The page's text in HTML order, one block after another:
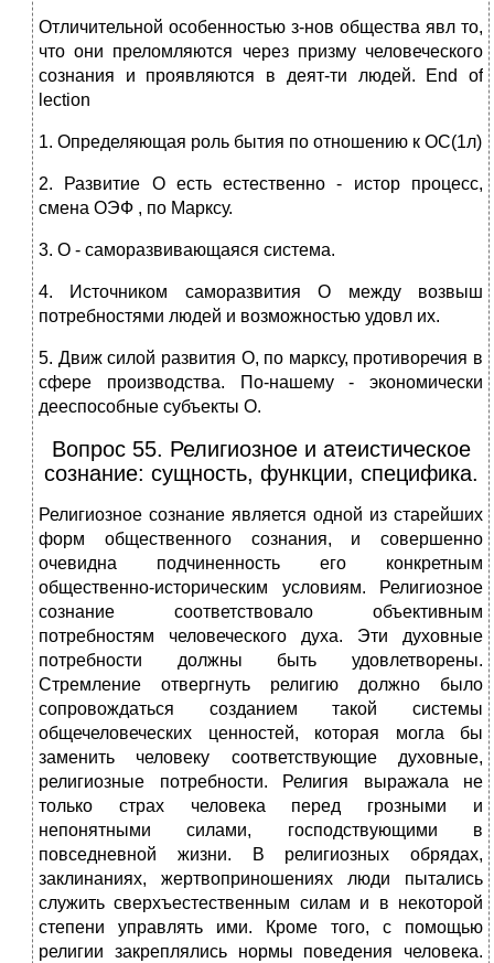
Отличительной особенностью з-нов общества явл то,
что они преломляются через призму человеческого
сознания и проявляются в деят-ти людей. End of
lection
1. Определяющая роль бытия по отношению к ОС(1л)
2. Развитие О есть естественно - истор процесс,
смена ОЭФ , по Марксу.
3. О - саморазвивающаяся система.
4. Источником саморазвития О между возвыш
потребностями людей и возможностью удовл их.
5. Движ силой развития О, по марксу, противоречия в
сфере производства. По-нашему - экономически
дееспособные субъекты О.
Вопрос 55. Религиозное и атеистическое
сознание: сущность, функции, специфика.
Религиозное сознание является одной из старейших
форм общественного сознания, и совершенно
очевидна подчиненность его конкретным
общественно-историческим условиям. Религиозное
сознание соответствовало объективным
потребностям человеческого духа. Эти духовные
потребности должны быть удовлетворены.
Стремление отвергнуть религию должно было
сопровождаться созданием такой системы
общечеловеческих ценностей, которая могла бы
заменить человеку соответствующие духовные,
религиозные потребности. Религия выражала не
только страх человека перед грозными и
непонятными силами, господствующими в
повседневной жизни. В религиозных обрядах,
заклинаниях, жертвоприношениях люди пытались
служить сверхъестественным силам и в некоторой
степени управлять ими. Кроме того, с помощью
религии закреплялись нормы поведения человека.